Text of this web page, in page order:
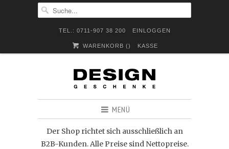
TEL.: 0711-907 38 200 EINLOGGEN
WARENKORB () KASSE
MENÜ
Der Shop richtet sich ausschließlich an
B2B-Kunden. Alle Preise sind Nettopreise.